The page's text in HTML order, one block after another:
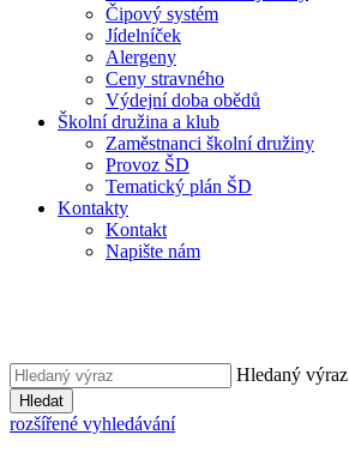
Čipový systém
Jídelníček
Alergeny
Ceny stravného
Výdejní doba obědů
Školní družina a klub
Zaměstnanci školní družiny
Provoz ŠD
Tematický plán ŠD
Kontakty
Kontakt
Napište nám
Hledaný výraz
Hledat
rozšířené vyhledávání